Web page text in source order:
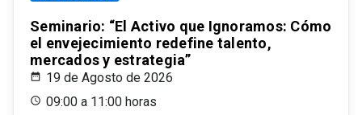
Seminario: “El Activo que Ignoramos: Cómo
el envejecimiento redefine talento,
mercados y estrategia”
19 de Agosto de 2026
09:00 a 11:00 horas